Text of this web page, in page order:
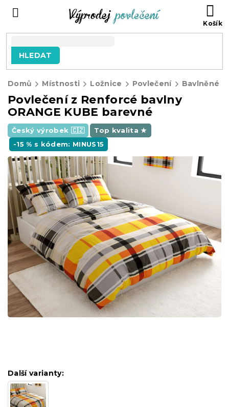
HLEDAT
Domů Místnosti Ložnice Povlečení Bavlněné
Povlečení z Renforcé bavlny
ORANGE KUBE barevné
Český výrobek 🇨🇿
Top kvalita ★
-15 % s kódem: MINUS15
Další varianty: